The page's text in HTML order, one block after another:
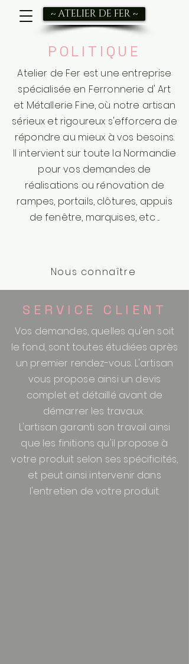
~ ATELIER DE FER ~
POLITIQUE
Atelier de Fer est une entreprise
spécialisée en Ferronnerie d' Art
et Métallerie Fine, où notre artisan
sérieux et rigoureux s'efforcera de
répondre au mieux à vos besoins.
Il intervient sur toute la Normandie
pour vos demandes de
réalisations ou rénovation de
rampes, portails, clôtures, appuis
de fenêtre, marquises, etc ...
Nous connaître
SERVICE CLIENT
Vos demandes, quelles qu'en soit
le fond, sont toutes étudiées après
un premier rendez-vous. L'artisan
vous propose ainsi un devis
complet et détaillé avant de
démarrer les travaux.
L'artisan garanti son travail ainsi
que les finitions qu'il propose à
votre produit selon ses spécificités,
et peut ainsi intervenir dans
l'entretien de votre produit.